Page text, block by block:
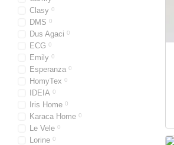
Clasy 0
DMS 0
Dus Agaci 0
ECG 0
Emily 0
Esperanza 0
HomyTex 0
IDEIA 0
Iris Home 0
Karaca Home 0
Le Vele 0
Lorine 0